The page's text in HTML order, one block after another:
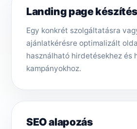
Landing page készítés
Egy konkrét szolgáltatásra
ajánlatkérésre optimalizált
használható hirdetésekhez és
kampányokhoz.
SEO alapozás